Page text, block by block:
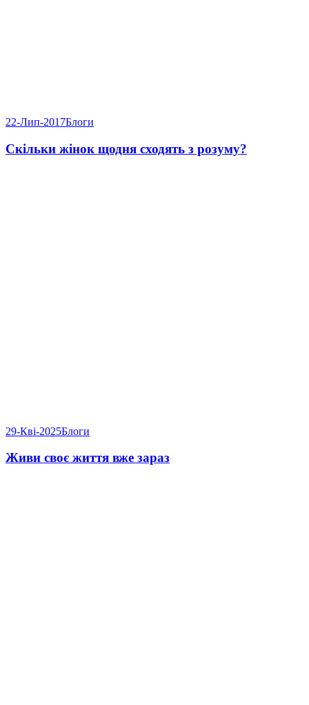
22-Лип-2017Блоги
Скільки жінок щодня сходять з розуму?
29-Кві-2025Блоги
Живи своє життя вже зараз